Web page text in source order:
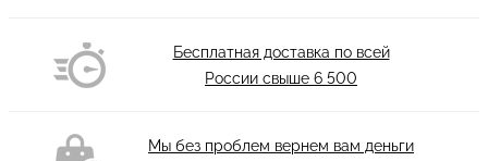
Застежка на кнопках внизу
Состав: 94% Полиэстер, 6% Спандекс
Бесплатная доставка по всей
России свыше 6 500
Мы без проблем вернем вам деньги